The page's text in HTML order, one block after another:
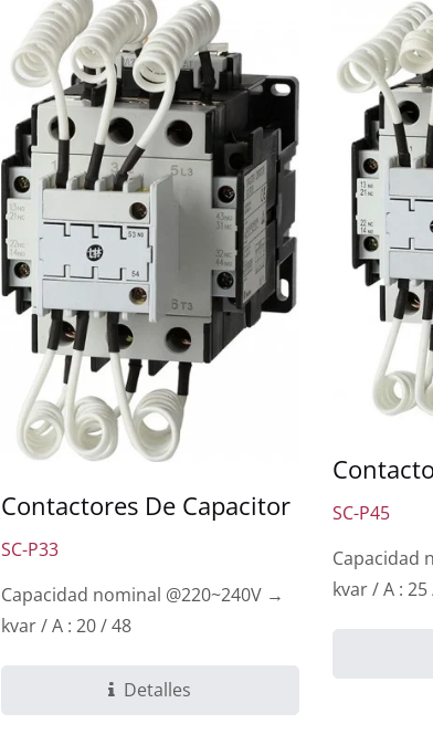
Contactores De Capacitor
SC-P33
Capacidad nominal @220~240V →
kvar / A : 20 / 48
Detalles
SC-P45
Capacidad
kvar / A : 25